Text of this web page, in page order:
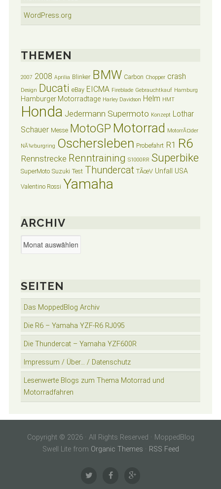
WordPress.org
THEMEN
2007 2008 Aprilia Blinker BMW Carbon Chopper crash
Design Ducati eBay EICMA Fireblade Gebrauchtkauf Hamburg
Hamburger Motorradtage Harley Davidson Helm HMT
Honda Jedermann Supermoto Konzept Lothar
Schauer Messe MotoGP Motorrad MotorrÃ¤der
NÃ¼rburgring Oschersleben Probefahrt R1 R6
Rennstrecke Renntraining S1000RR Superbike
SuperMoto Suzuki Test Thundercat TÃœV Unfall USA
Valentino Rossi Yamaha
ARCHIV
Archiv
SEITEN
Das MoppedBlog Archiv
Die R6 – Yamaha YZF-R6 RJ095
Die Thundercat – Yamaha YZF600R
Impressum / Über… / Datenschutz
Lesenwerte Blogs zum Thema Motorrad und
Motorradfahren
Copyright © 2026 · All Rights Reserved · MoppedBlog
Swell Lite from Organic Themes · RSS Feed